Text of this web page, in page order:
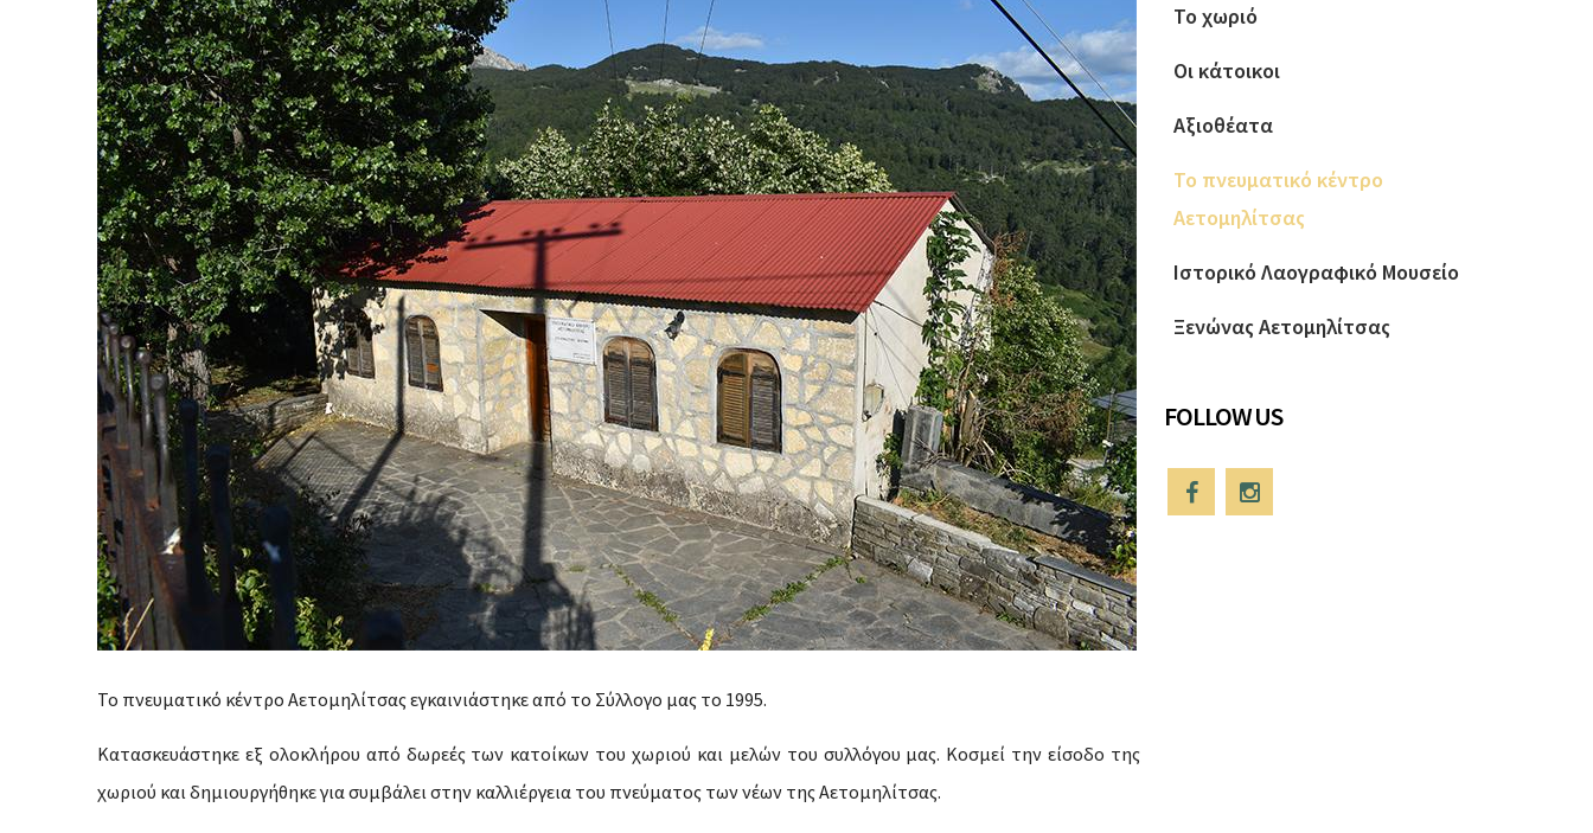
Το πνευματικό κέντρο Αετομηλίτσας εγκαινιάστηκε από το Σύλλογο μας το 1995.
Κατασκευάστηκε εξ ολοκλήρου από δωρεές των κατοίκων του χωριού και μελών του συλλόγου μας. Κοσμεί την είσοδο της
χωριού και δημιουργήθηκε για συμβάλει στην καλλιέργεια του πνεύματος των νέων της Αετομηλίτσας.
Το χωριό
Οι κάτοικοι
Αξιοθέατα
Το πνευματικό κέντρο
Αετομηλίτσας
Ιστορικό Λαογραφικό Μουσείο
Ξενώνας Αετομηλίτσας
FOLLOW US